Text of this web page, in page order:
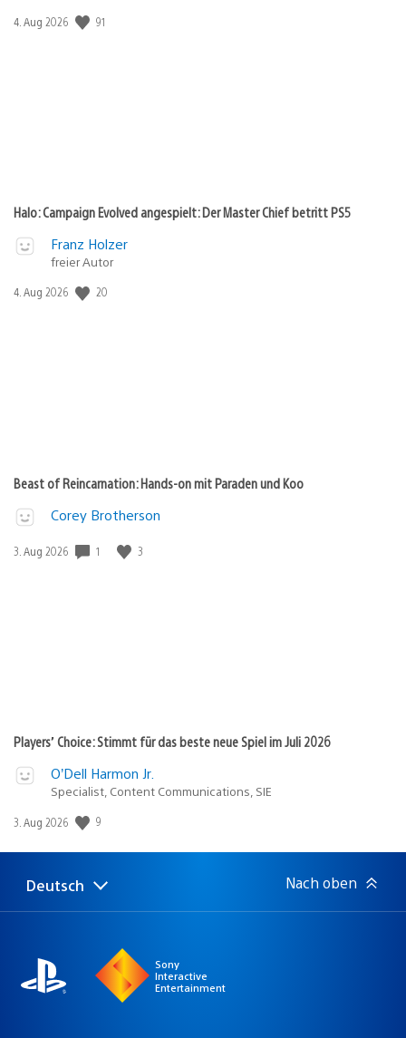
Veröffentlichungsdatum:
4. Aug 2026 91
Halo: Campaign Evolved angespielt: Der Master Chief betritt PS5
Franz Holzer
freier Autor
Veröffentlichungsdatum:
4. Aug 2026 20
Beast of Reincarnation: Hands-on mit Paraden und Koo
Corey Brotherson
Veröffentlichungsdatum:
3. Aug 2026 1 3
Players’ Choice: Stimmt für das beste neue Spiel im Juli 2026
O’Dell Harmon Jr.
Specialist, Content Communications, SIE
Veröffentlichungsdatum:
3. Aug 2026 9
Select
a
Aktuelle
Region:
Deutsch Nach oben
Sony
Interactive
Entertainment